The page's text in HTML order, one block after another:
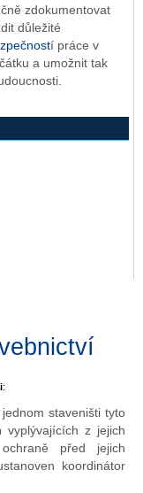
zdokumentovat
důležité
í práce v
a umožnit tak
:
staveništi tyto
vyplývajících z jejich
před jejich
koordinátor